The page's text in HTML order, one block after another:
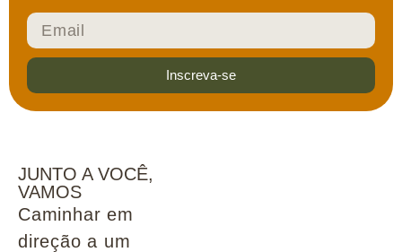
Inscreva-se
JUNTO A VOCÊ,
VAMOS
Caminhar em
direção a um